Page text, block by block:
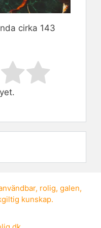
cirka 143
Rating
, rolig, galen,
kunskap.